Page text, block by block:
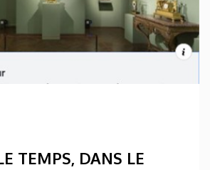
TEMPS, DANS LE